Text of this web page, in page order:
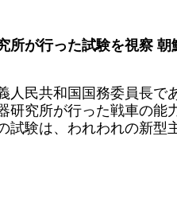
所が行った試験を視察 朝
人民共和国国務委員長で
研究所が行った戦車の能
試験は、われわれの新型